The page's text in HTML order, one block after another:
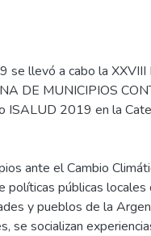
llevó a cabo la XXVIII
DE MUNICIPIOS
ISALUD 2019 en la
ante el Cambio
políticas públicas locales
y pueblos de la
se socializan